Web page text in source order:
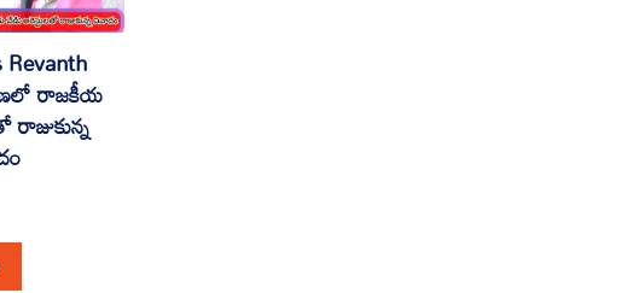
Revanth
రాజకీయ
రాజుకున్న